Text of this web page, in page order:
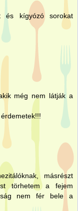
és kígyózó sorokat
még nem látják a
másrészt
törhetem a fejem
nem fér bele a